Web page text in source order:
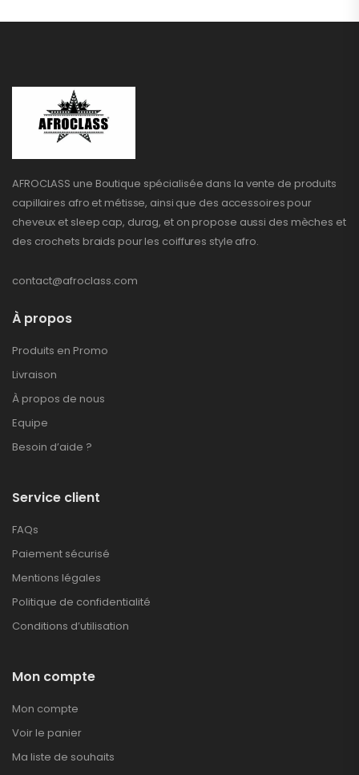
AFROCLASS une Boutique spécialisée dans la vente de produits
capillaires afro et métisse, ainsi que des accessoires pour
cheveux et sleep cap, durag, et on propose aussi des mèches et
des crochets braids pour les coiffures style afro.
contact@afroclass.com
À propos
Produits en Promo
Livraison
À propos de nous
Equipe
Besoin d’aide ?
Service client
FAQs
Paiement sécurisé
Mentions légales
Politique de confidentialité
Conditions d’utilisation
Mon compte
Mon compte
Voir le panier
Ma liste de souhaits